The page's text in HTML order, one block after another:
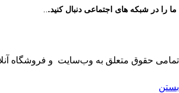
ما را در شبکه های اجتماعی دنبال کنید.
تمامی حقوق متعلق به وب‌سایت و فروشگاه‌
بستن